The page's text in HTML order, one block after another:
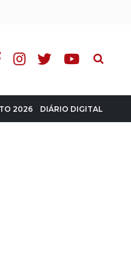
Pesquisa
2026 DIÁRIO DIGITAL